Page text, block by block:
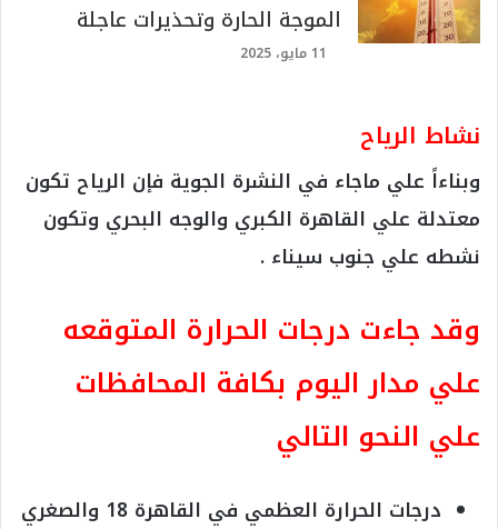
الموجة الحارة وتحذيرات عاجلة
11 مايو، 2025
نشاط الرياح
وبناءاً علي ماجاء في النشرة الجوية فإن الرياح تكون
معتدلة علي القاهرة الكبري والوجه البحري وتكون
نشطه علي جنوب سيناء .
وقد جاءت درجات الحرارة المتوقعه
علي مدار اليوم بكافة المحافظات
علي النحو التالي
درجات الحرارة العظمي في القاهرة 18 والصغري